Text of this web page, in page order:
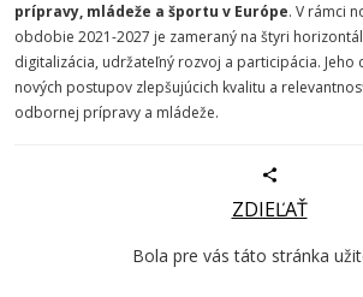
prípravy, mládeže a športu v Európe. V rámci
obdobie 2021-2027 je zameraný na štyri
digitalizácia, udržateľný rozvoj a participácia. Jeho
nových postupov zlepšujúcich kvalitu a
odbornej prípravy a mládeže.
ZDIEĽAŤ
Bola pre vás táto stránka